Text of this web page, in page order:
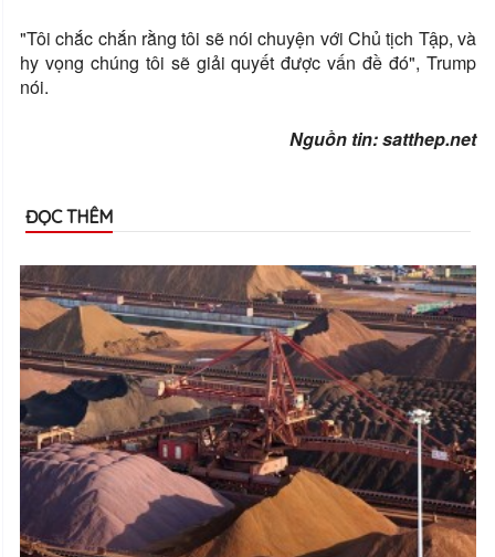
"Tôi chắc chắn rằng tôi sẽ nói chuyện với Chủ tịch Tập, và
hy vọng chúng tôi sẽ giải quyết được vấn đề đó", Trump
nói.
Nguồn tin: satthep.net
ĐỌC THÊM